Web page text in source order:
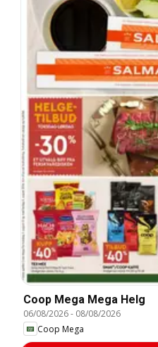
Coop Mega Mega Helg
06/08/2026- 08/08/2026
Coop Mega